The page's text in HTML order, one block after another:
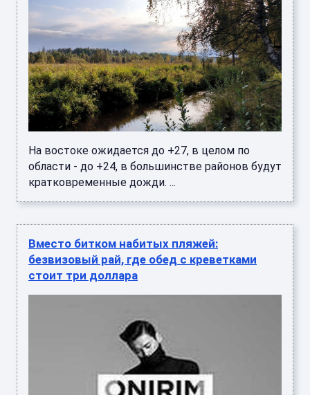
На востоке ожидается до +27, в целом по
области - до +24, в большинстве районов будут
кратковременные дожди. ...
Вместо битком набитых пляжей:
безвизовый рай, где обед с креветками
стоит три доллара